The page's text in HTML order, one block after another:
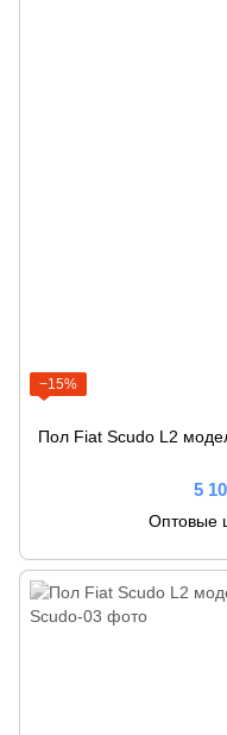
−15%
Пол Fiat Scudo L2
5
Оптовые